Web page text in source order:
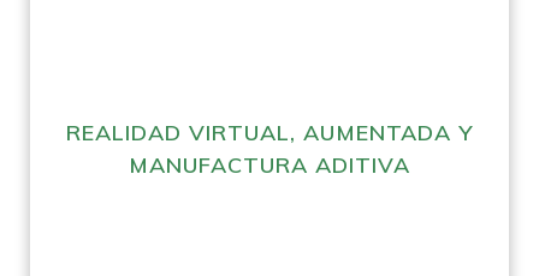
REALIDAD VIRTUAL, AUMENTADA Y
MANUFACTURA ADITIVA